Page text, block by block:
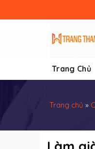
to
Trang Chủ
Trang chủ »